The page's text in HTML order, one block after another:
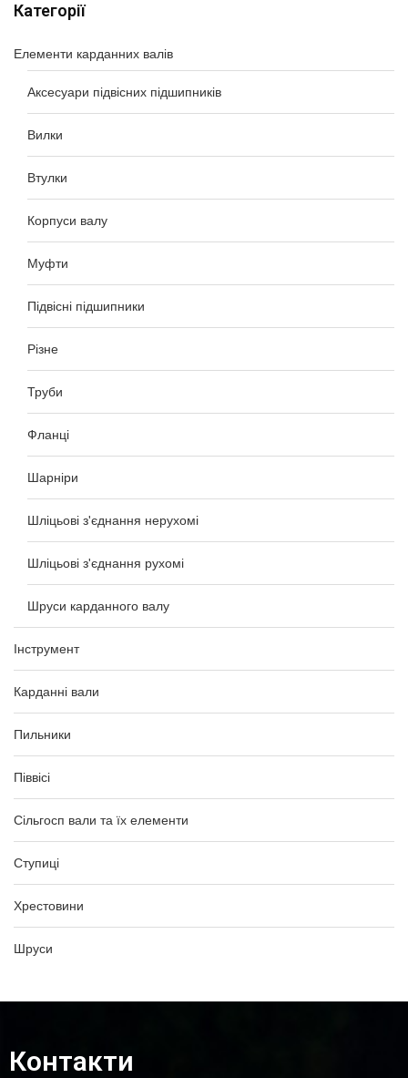
Категорії
Елементи карданних валів
Аксесуари підвісних підшипників
Вилки
Втулки
Корпуси валу
Муфти
Підвісні підшипники
Різне
Труби
Фланці
Шарніри
Шліцьові з'єднання нерухомі
Шліцьові з'єднання рухомі
Шруси карданного валу
Інструмент
Карданні вали
Пильники
Піввісі
Сільгосп вали та їх елементи
Ступиці
Хрестовини
Шруси
Контакти